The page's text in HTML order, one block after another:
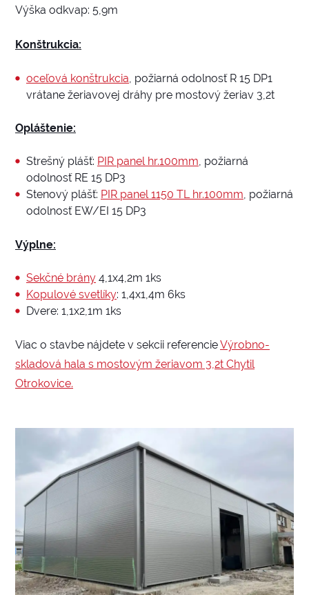
Výška odkvap: 5,9m
Konštrukcia:
oceľová konštrukcia , požiarná odolnosť R 15 DP1
vrátane žeriavovej dráhy pre mostový žeriav 3,2t
Opláštenie:
Strešný plášť: PIR panel hr.100mm, požiarná
odolnosť RE 15 DP3
Stenový plášť: PIR panel 1150 TL hr.100mm, požiarná
odolnosť EW/EI 15 DP3
Výplne:
Sekčné brány 4,1x4,2m 1ks
Kopulové svetlíky: 1,4x1,4m 6ks
Dvere: 1,1x2,1m 1ks
Viac o stavbe nájdete v sekcii referencieVýrobno-
skladová hala s mostovým žeriavom 3,2t Chytil
Otrokovice.